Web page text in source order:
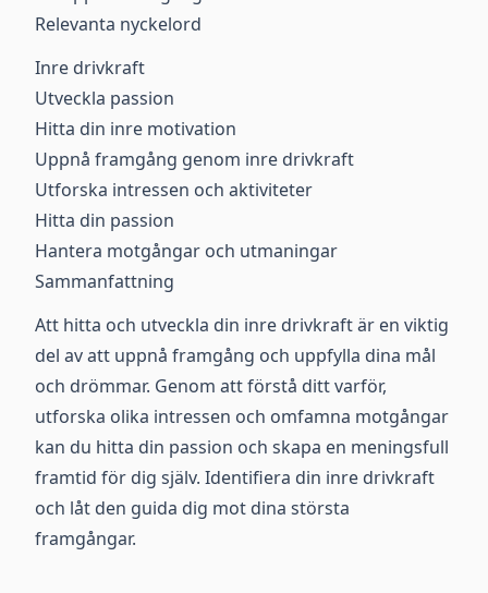
Relevanta nyckelord
Inre drivkraft
Utveckla passion
Hitta din inre motivation
Uppnå framgång genom inre drivkraft
Utforska intressen och aktiviteter
Hitta din passion
Hantera motgångar och utmaningar
Sammanfattning
Att hitta och utveckla din inre drivkraft är en viktig
del av att uppnå framgång och uppfylla dina mål
och drömmar. Genom att förstå ditt varför,
utforska olika intressen och omfamna motgångar
kan du hitta din passion och skapa en meningsfull
framtid för dig själv. Identifiera din inre drivkraft
och låt den guida dig mot dina största
framgångar.